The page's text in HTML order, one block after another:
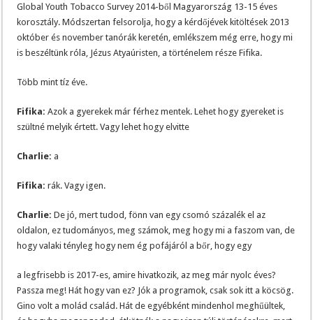
Global Youth Tobacco Survey 2014-ből Magyarország 13-15 éves
korosztály. Módszertan felsorolja, hogy a kérdőjévek kitöltések 2013
október és november tanórák keretén, emlékszem még erre, hogy mi
is beszéltünk róla, Jézus Atyaúristen, a történelem része Fifika.
Több mint tíz éve.
Fifika: Azok a gyerekek már férhez mentek. Lehet hogy gyereket is
szültné melyik értett. Vagy lehet hogy elvitte
Charlie: a
Fifika: rák. Vagy igen.
Charlie: De jó, mert tudod, fönn van egy csomó százalék el az
oldalon, ez tudományos, meg számok, meg hogy mi a faszom van, de
hogy valaki tényleg hogy nem ég pofájáról a bőr, hogy egy
a legfrisebb is 2017-es, amire hivatkozik, az meg már nyolc éves?
Passza meg! Hát hogy van ez? Jók a programok, csak sok itt a köcsög.
Gino volt a molád család. Hát de egyébként mindenhol meghűültek,